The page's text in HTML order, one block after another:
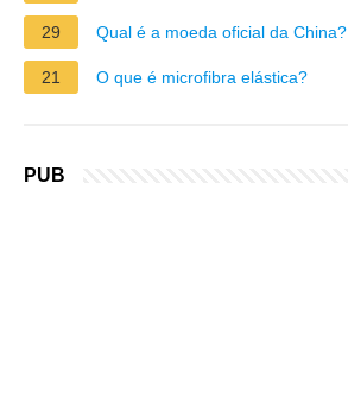
29 Qual é a moeda oficial da China?
21 O que é microfibra elástica?
PUB